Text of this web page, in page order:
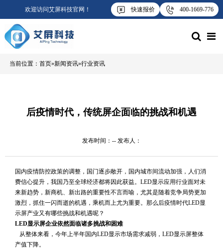
欢迎访问艾屏科技官网！ 快速报价 400-1669-776
当前位置： 首页 » 新闻资讯 » 行业资讯
后疫情时代，传统屏企面临的挑战和机遇
发布时间： -- 发布人：
国内疫情防控政策的调整，国门逐步敞开，国内城市间流动加强，人们消
费信心提升，我国乃至全球经济都将因此获益。LED显示应用行业面对未
来新趋势，新商机、新出路的重要性不言而喻，尤其是随着竞争局势更加
激烈，抓住一闪而逝的机遇，乘机而上尤为重要。那么后疫情时代LED显
示屏产业又有哪些挑战和机遇呢？
LED显示屏企业依然面临诸多挑战和困难
从整体来看，今年上半年国内LED显示市场需求减弱，LED显示屏整体
产值下降。